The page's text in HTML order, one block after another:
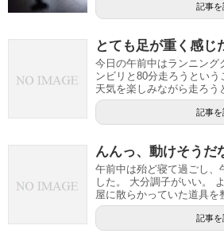
記事を
とても足が重く感じ
今日の午前中はランニング
ンビリと80分走ろうとい
天気を楽しみながら走ろう
記事を
んんっ、動けそうだ
午前中は殆ど寝て過ごし、
した。 大分調子がいい。
屋に散らかっていた道具を
記事を